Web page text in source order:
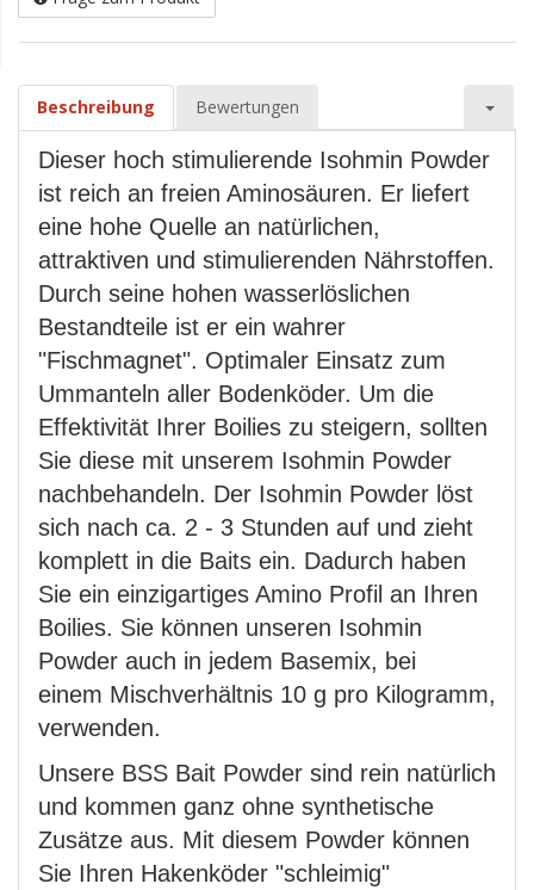
Beschreibung Bewertungen
Dieser hoch stimulierende Isohmin Powder
ist reich an freien Aminosäuren. Er liefert
eine hohe Quelle an natürlichen,
attraktiven und stimulierenden Nährstoffen.
Durch seine hohen wasserlöslichen
Bestandteile ist er ein wahrer
"Fischmagnet". Optimaler Einsatz zum
Ummanteln aller Bodenköder. Um die
Effektivität Ihrer Boilies zu steigern, sollten
Sie diese mit unserem Isohmin Powder
nachbehandeln. Der Isohmin Powder löst
sich nach ca. 2 - 3 Stunden auf und zieht
komplett in die Baits ein. Dadurch haben
Sie ein einzigartiges Amino Profil an Ihren
Boilies. Sie können unseren Isohmin
Powder auch in jedem Basemix, bei
einem Mischverhältnis 10 g pro Kilogramm,
verwenden.
Unsere BSS Bait Powder sind rein natürlich
und kommen ganz ohne synthetische
Zusätze aus. Mit diesem Powder können
Sie Ihren Hakenköder "schleimig"